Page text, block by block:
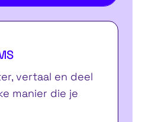
vertaal en deel
manier die je